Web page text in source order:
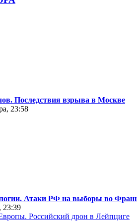
Последствия взрыва в Москве
23:58
Атаки РФ на выборы во
Российский дрон в Лейпциге